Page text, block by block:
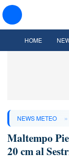
HOME
NEWS METEO »
Maltempo
20 cm al